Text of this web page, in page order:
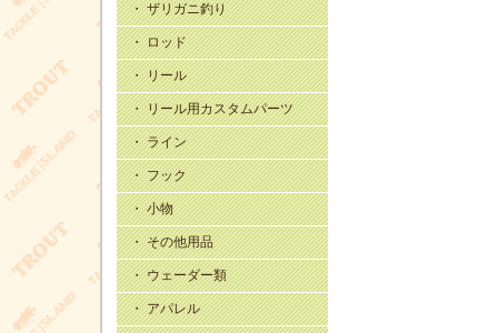
・ ザリガニ釣り
・ ロッド
・ リール
・ リール用カスタムパーツ
・ ライン
・ フック
・ 小物
・ その他用品
・ ウェーダー類
・ アパレル